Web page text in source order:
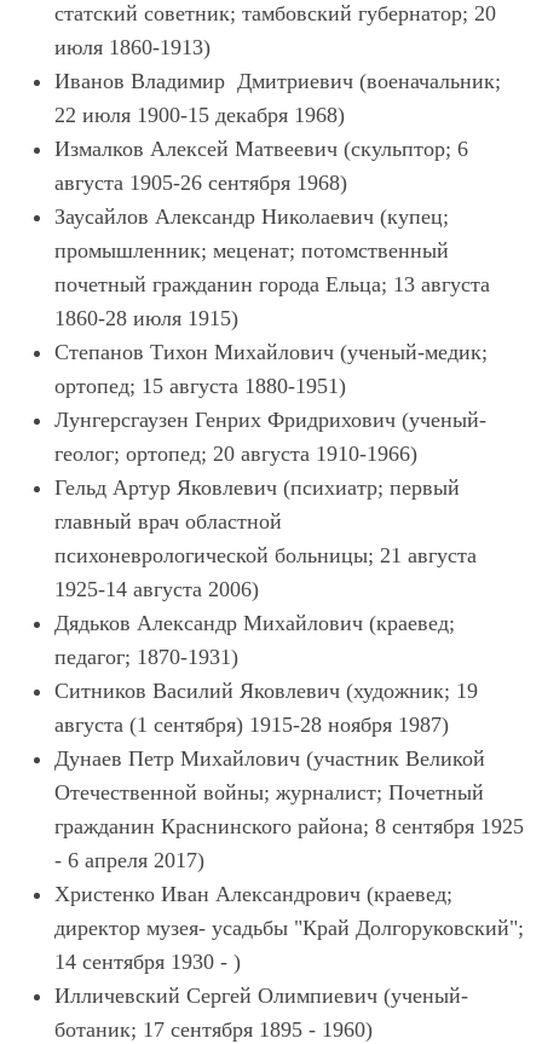
статский советник; тамбовский губернатор; 20
июля 1860-1913)
Иванов Владимир Дмитриевич (военачальник;
22 июля 1900-15 декабря 1968)
Измалков Алексей Матвеевич (скульптор; 6
августа 1905-26 сентября 1968)
Заусайлов Александр Николаевич (купец;
промышленник; меценат; потомственный
почетный гражданин города Ельца; 13 августа
1860-28 июля 1915)
Степанов Тихон Михайлович (ученый-медик;
ортопед; 15 августа 1880-1951)
Лунгерсгаузен Генрих Фридрихович (ученый-
геолог; ортопед; 20 августа 1910-1966)
Гельд Артур Яковлевич (психиатр; первый
главный врач областной
психоневрологической больницы; 21 августа
1925-14 августа 2006)
Дядьков Александр Михайлович (краевед;
педагог; 1870-1931)
Ситников Василий Яковлевич (художник; 19
августа (1 сентября) 1915-28 ноября 1987)
Дунаев Петр Михайлович (участник Великой
Отечественной войны; журналист; Почетный
гражданин Краснинского района; 8 сентября 1925
- 6 апреля 2017)
Христенко Иван Александрович (краевед;
директор музея- усадьбы "Край Долгоруковский";
14 сентября 1930 - )
Илличевский Сергей Олимпиевич (ученый-
ботаник; 17 сентября 1895 - 1960)